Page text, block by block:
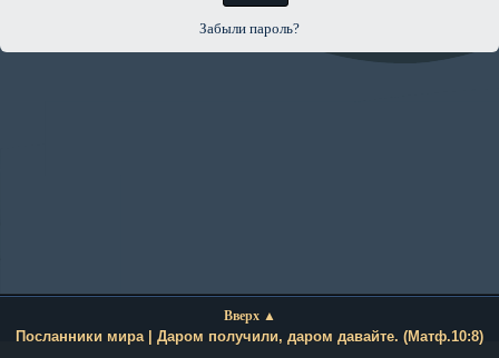
Забыли пароль?
Вверх ▲
Посланники мира | Даром получили, даром давайте. (Матф.10:8)